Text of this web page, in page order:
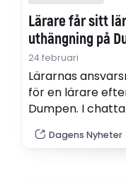
Lärare får sitt
uthängning på
24 februari
Lärarnas
för en lärare
Dumpen. I
sexuella
till att han friats
Dagens Nyheter